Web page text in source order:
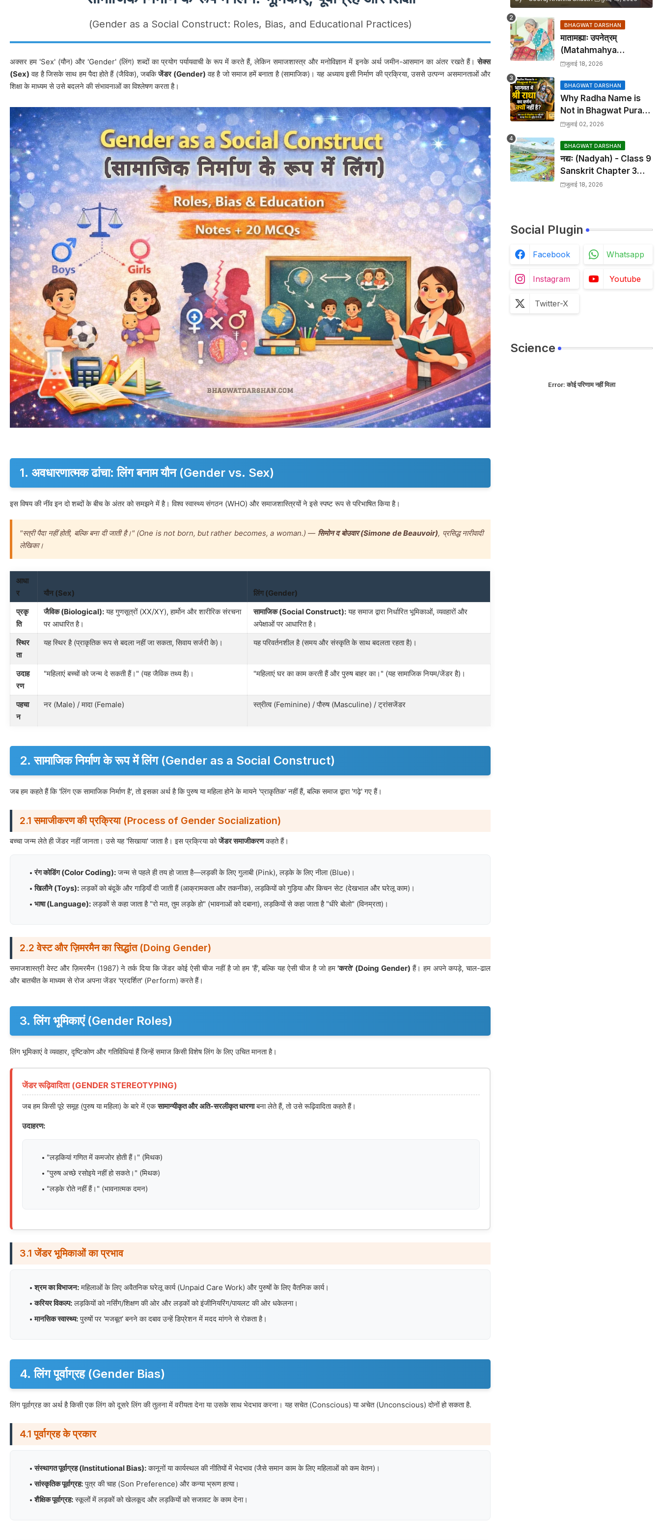
(Gender as a Social Construct: Roles, Bias, and Educational Practices)
अक्सर हम 'Sex' (यौन) और 'Gender' (लिंग) शब्दों का प्रयोग पर्यायवाची के रूप में करते हैं, लेकिन समाजशास्त्र और मनोविज्ञान में इनके अर्थ जमीन-आसमान का अंतर रखते हैं।सेक्स
(Sex) वह है जिसके साथ हम पैदा होते हैं (जैविक), जबकिजेंडर (Gender) वह है जो समाज हमें बनाता है (सामाजिक)। यह अध्याय इसी निर्माण की प्रक्रिया, उससे उत्पन्न असमानताओं और
शिक्षा के माध्यम से उसे बदलने की संभावनाओं का विश्लेषण करता है।
1. अवधारणात्मक ढांचा: लिंग बनाम यौन (Gender vs. Sex)
इस विषय की नींव इन दो शब्दों के बीच के अंतर को समझने में है। विश्व स्वास्थ्य संगठन (WHO) और समाजशास्त्रियों ने इसे स्पष्ट रूप से परिभाषित किया है।
"स्त्री पैदा नहीं होती, बल्कि बना दी जाती है।" (One is not born, but rather becomes, a woman.) — सिमोन द बोउवार (Simone de Beauvoir), प्रसिद्ध नारीवादी
लेखिका।
आधा
र
यौन (Sex)
लिंग (Gender)
प्रकृ
ति
जैविक (Biological):यह गुणसूत्रों (XX/XY), हार्मोन और शारीरिक संरचना
पर आधारित है।
सामाजिक (Social Construct):यह समाज द्वारा निर्धारित भूमिकाओं, व्यवहारों और
अपेक्षाओं पर आधारित है।
स्थिर
ता
यह स्थिर है (प्राकृतिक रूप से बदला नहीं जा सकता, सिवाय सर्जरी के)। यह परिवर्तनशील है (समय और संस्कृति के साथ बदलता रहता है)।
उदाह
रण
"महिलाएं बच्चों को जन्म दे सकती हैं।" (यह जैविक तथ्य है)। "महिलाएं घर का काम करती हैं और पुरुष बाहर का।" (यह सामाजिक नियम/जेंडर है)।
पहचा
न
नर (Male) / मादा (Female) स्त्रीत्व (Feminine) / पौरुष (Masculine) / ट्रांसजेंडर
2. सामाजिक निर्माण के रूप में लिंग (Gender as a Social Construct)
जब हम कहते हैं कि 'लिंग एक सामाजिक निर्माण है', तो इसका अर्थ है कि पुरुष या महिला होने के मायने 'प्राकृतिक' नहीं हैं, बल्कि समाज द्वारा 'गढ़े' गए हैं।
2.1 समाजीकरण की प्रक्रिया (Process of Gender Socialization)
बच्चा जन्म लेते ही जेंडर नहीं जानता। उसे यह 'सिखाया' जाता है। इस प्रक्रिया कोजेंडर समाजीकरणकहते हैं।
रंग कोडिंग (Color Coding):जन्म से पहले ही तय हो जाता है—लड़की के लिए गुलाबी (Pink), लड़के के लिए नीला (Blue)।
खिलौने (Toys):लड़कों को बंदूकें और गाड़ियाँ दी जाती हैं (आक्रामकता और तकनीक), लड़कियों को गुड़िया और किचन सेट (देखभाल और घरेलू काम)।
भाषा (Language):लड़कों से कहा जाता है "रो मत, तुम लड़के हो" (भावनाओं को दबाना), लड़कियों से कहा जाता है "धीरे बोलो" (विनम्रता)।
2.2 वेस्ट और ज़िमरमैन का सिद्धांत (Doing Gender)
समाजशास्त्री वेस्ट और ज़िमरमैन (1987) ने तर्क दिया कि जेंडर कोई ऐसी चीज नहीं है जो हम 'हैं', बल्कि यह ऐसी चीज है जो हम'करते' (Doing Gender) हैं। हम अपने कपड़े, चाल-ढाल
और बातचीत के माध्यम से रोज अपना जेंडर 'प्रदर्शित' (Perform) करते हैं।
3. लिंग भूमिकाएं (Gender Roles)
लिंग भूमिकाएं वे व्यवहार, दृष्टिकोण और गतिविधियां हैं जिन्हें समाज किसी विशेष लिंग के लिए उचित मानता है।
जेंडर रूढ़िवादिता (GENDER STEREOTYPING)
जब हम किसी पूरे समूह (पुरुष या महिला) के बारे में एकसामान्यीकृत और अति-सरलीकृत धारणाबना लेते हैं, तो उसे रूढ़िवादिता कहते हैं।
उदाहरण:
"लड़कियां गणित में कमजोर होती हैं।" (मिथक)
"पुरुष अच्छे रसोइये नहीं हो सकते।" (मिथक)
"लड़के रोते नहीं हैं।" (भावनात्मक दमन)
3.1 जेंडर भूमिकाओं का प्रभाव
श्रम का विभाजन:महिलाओं के लिए अवैतनिक घरेलू कार्य (Unpaid Care Work) और पुरुषों के लिए वैतनिक कार्य।
करियर विकल्प:लड़कियों को नर्सिंग/शिक्षण की ओर और लड़कों को इंजीनियरिंग/पायलट की ओर धकेलना।
मानसिक स्वास्थ्य:पुरुषों पर 'मजबूत' बनने का दबाव उन्हें डिप्रेशन में मदद मांगने से रोकता है।
4. लिंग पूर्वाग्रह (Gender Bias)
लिंग पूर्वाग्रह का अर्थ है किसी एक लिंग को दूसरे लिंग की तुलना में वरीयता देना या उसके साथ भेदभाव करना। यह सचेत (Conscious) या अचेत (Unconscious) दोनों हो सकता है.
4.1 पूर्वाग्रह के प्रकार
संस्थागत पूर्वाग्रह (Institutional Bias):कानूनों या कार्यस्थल की नीतियों में भेदभाव (जैसे समान काम के लिए महिलाओं को कम वेतन)।
सांस्कृतिक पूर्वाग्रह:पुत्र की चाह (Son Preference) और कन्या भ्रूण हत्या।
शैक्षिक पूर्वाग्रह:स्कूलों में लड़कों को खेलकूद और लड़कियों को सजावट के काम देना।
BHAGWAT DARSHAN
मातामह्याः उपनेत्रम्
(Matahmahya
Upanetram) - Class 9
Translation &
Solutions
जुलाई 18, 2026
BHAGWAT DARSHAN
Why Radha Name is
Not in Bhagwat Puran:
भागवत में श्री राधा का वर्णन क्यों
जुलाई 02, 2026
BHAGWAT DARSHAN
नद्यः (Nadyah) - Class 9
Sanskrit Chapter 3
Translation &
जुलाई 18, 2026
Social Plugin
Facebook Whatsapp
Instagram Youtube
Twitter-X
Science
Error:कोई परिणाम नहीं मिला